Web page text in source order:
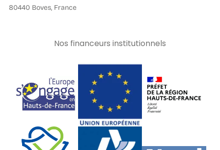
80440 Boves, France
Nos financeurs institutionnels